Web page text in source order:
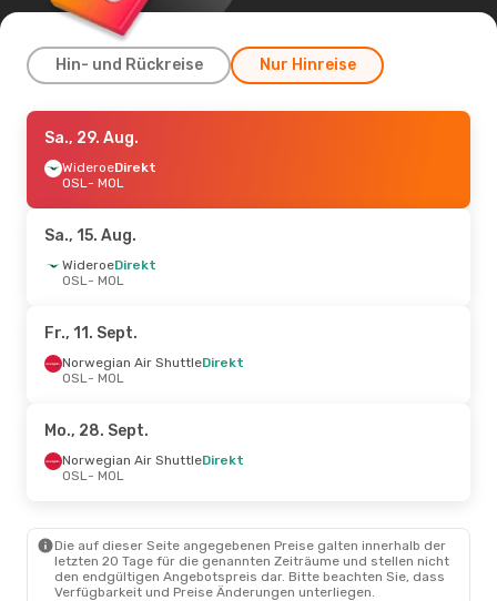
Hin- und Rückreise Nur Hinreise
Sa., 29. Aug.
WideroeDirekt
OSL- MOL
MOL- OSL
Mi., 9. Sept.- Mi., 16. Sept.
Norwegian Air Shuttle
MOL- OSL
Sa., 29. Aug.
WideroeDirekt
OSL- MOL
Sa., 15. Aug.
WideroeDirekt
OSL- MOL
Fr., 11. Sept.
Norwegian Air ShuttleDirekt
OSL- MOL
Mo., 28. Sept.
Norwegian Air ShuttleDirekt
OSL- MOL
Die auf dieser Seite angegebenen Preise galten innerhalb der
letzten 20 Tage für die genannten Zeiträume und stellen nicht
den endgültigen Angebotspreis dar. Bitte beachten Sie, dass
Verfügbarkeit und Preise Änderungen unterliegen.